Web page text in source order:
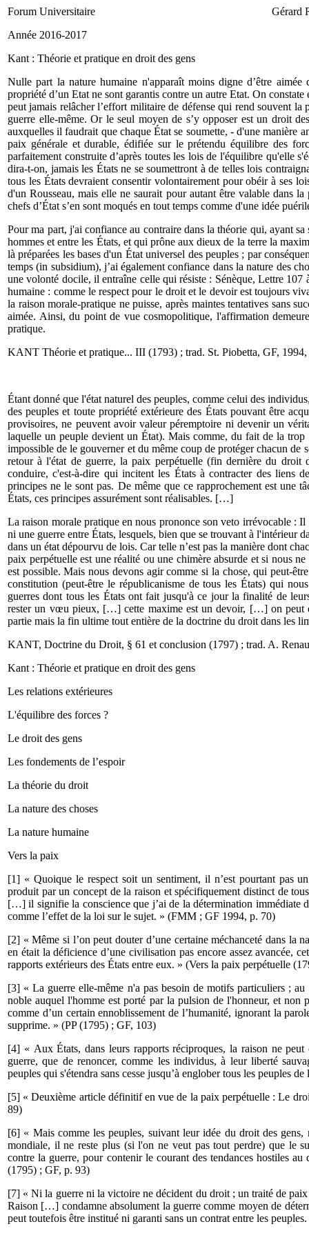
Forum Universitaire Gérard
Année 2016-
Kant : Théorie et pratique en droit des gens
Nulle part la nature humaine n'apparaît moins digne d’être
propriété d’un Etat ne sont garantis contre un autre Etat. On
peut jamais relâcher l’effort militaire de défense qui rend souvent
guerre elle-même. Or le seul moyen de s’y opposer est un droit
auxquelles il faudrait que chaque État se soumette, - d'une
paix générale et durable, édifiée sur le prétendu équilibre des
parfaitement construite d’après toutes les lois de l'équilibre qu'elle
dira-t-on, jamais les États ne se soumettront à de telles lois
tous les États devraient consentir volontairement pour obéir à ses
d'un Rousseau, mais elle ne saurait pour autant être valable dans
chefs d’État s’en sont moqués en tout temps comme d'une idée
Pour ma part, j'ai confiance au contraire dans la théorie qui, ayant
hommes et entre les États, et qui prône aux dieux de la terre la
là préparées les bases d'un État universel des peuples ; par
temps (in subsidium), j’ai également confiance dans la nature des
une volonté docile, il entraîne celle qui résiste : Sénèque, Lettre
humaine : comme le respect pour le droit et le devoir est toujours
la raison morale-pratique ne puisse, après maintes tentatives sans
aimée. Ainsi, du point de vue cosmopolitique, l'affirmation
pratique.
KANT Théorie et pratique... III (1793) ; trad. St. Piobetta, GF, 1994,
Étant donné que l'état naturel des peuples, comme celui des
des peuples et toute propriété extérieure des États pouvant être
provisoires, ne peuvent avoir valeur péremptoire ni devenir un
laquelle un peuple devient un État). Mais comme, du fait de la
impos­sible de le gouverner et du même coup de protéger chacun de
retour à l'état de guerre, la paix perpétuelle (fin dernière du
conduire, c'est-à-dire qui incitent les États à contracter des liens
principes ne le sont pas. De même que ce rapprochement est une
États, ces principes assurément sont réalisables. […]
La raison morale pratique en nous prononce son veto irrévocable :
ni une guerre entre États, lesquels, bien que se trouvant à l'intérieur
dans un état dépourvu de lois. Car telle n’est pas la manière dont
paix perpétuelle est une réalité ou une chimère absurde et si nous
est possible. Mais nous devons agir comme si la chose, qui peut-
constitution (peut-être le républica­nisme de tous les États) qui
guerres dont tous les États ont fait jusqu'à ce jour la finalité de
rester un vœu pieux, […] cette maxime est un devoir, […] on peut
partie mais la fin ultime tout entière de la doctrine du droit dans les
KANT, Doctrine du Droit, § 61 et conclusion (1797) ; trad. A.
Kant : Théorie et pratique en droit des gens
Les relations extérieures
L'équilibre des forces ?
Le droit des gens
Les fondements de l’espoir
La théorie du droit
La nature des choses
La nature humaine
Vers la paix
[1] « Quoique le respect soit un sentiment, il n’est pourtant pas
produit par un concept de la raison et spécifiquement distinct de
[…] il signifie la conscience que j’ai de la détermination immédiate
comme l’effet de la loi sur le sujet. » (FMM ; GF 1994, p. 70)
[2] « Même si l’on peut douter d’une certaine méchanceté dans la
en était la déficience d’une civilisation pas encore assez avancée,
rapports extérieurs des États entre eux. » (Vers la paix perpétuelle
[3] « La guerre elle-même n'a pas besoin de motifs particuliers ;
noble auquel l'homme est porté par la pulsion de l'hon­neur, et
comme d’un certain ennoblissement de l’humanité, ignorant la
supprime. » (PP (1795) ; GF, 103)
[4] « Aux États, dans leurs rapports réciproques, la raison ne
guerre, que de renoncer, comme les individus, à leur liberté
peuples qui s'étendra sans cesse jusqu’à englober tous les peuples
[5] « Deuxième article définitif en vue de la paix perpétuelle : Le
89)
[6] « Mais comme les peuples, suivant leur idée du droit des
mondiale, il ne reste plus (si l'on ne veut pas tout perdre) que le
contre la guerre, pour contenir le courant des tendances hostiles
(1795) ; GF, p. 93)
[7] « Ni la guerre ni la victoire ne décident du droit ; un traité de
Raison […] condamne absolu­ment la guerre comme moyen de
peut toutefois être institué ni garanti sans un contrat entre les